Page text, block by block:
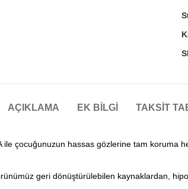
AÇIKLAMA EK BILGI TAKSIT
çocuğunuzun hassas gözlerine tam koruma
geri dönüştürülebilen kaynaklardan,